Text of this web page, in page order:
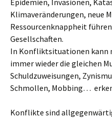
Epidemien, Invasionen,
Klimaveränderungen, neue
Ressourcenknappheit
Gesellschaften.
In Konfliktsituationen kann
immer wieder die gleichen
Schuldzuweisungen,
Schmollen, Mobbing…
Konflikte sind